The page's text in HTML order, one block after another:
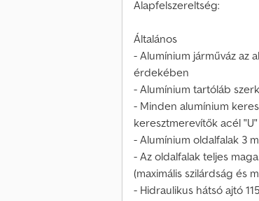
Alapfelszereltség:
Általános
- Alumínium járműváz az
érdekében
- Alumínium tartóláb
- Minden alumínium
keresztmerevítők acél
- Alumínium oldalfalak 3
- Az oldalfalak teljes
(maximális szilárdság és
- Hidraulikus hátsó ajtó